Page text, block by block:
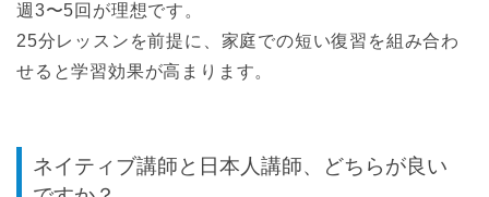
週3〜5回が理想です。
25分レッスンを前提に、家庭での短い復習を組み合わ
せると学習効果が高まります。
ネイティブ講師と日本人講師、どちらが良い